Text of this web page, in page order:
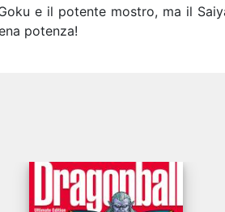
e il potente mostro, ma il
potenza!